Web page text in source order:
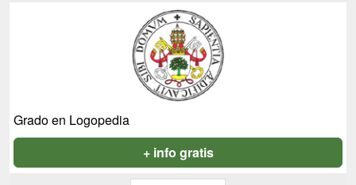
Grado en Logopedia
+ info gratis